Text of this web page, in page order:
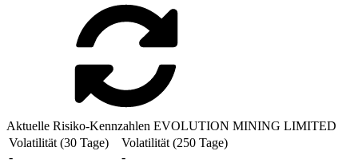
Aktuelle Risiko-Kennzahlen EVOLUTION MINING LIMITED
Volatilität (30 Tage)
-
Volatilität (250 Tage)
-